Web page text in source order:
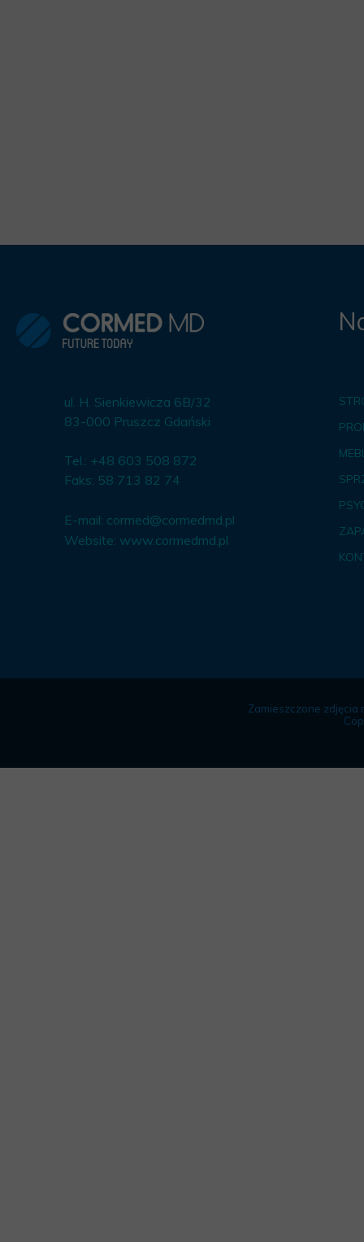
ul. H. Sienkiewicza 6B/32
83-000 Pruszcz Gdański
Tel.: +48 603 508 872
Faks: 58 713 82 74
E-mail: cormed@cormedmd.pl
Website: www.cormedmd.pl
Zamieszczone